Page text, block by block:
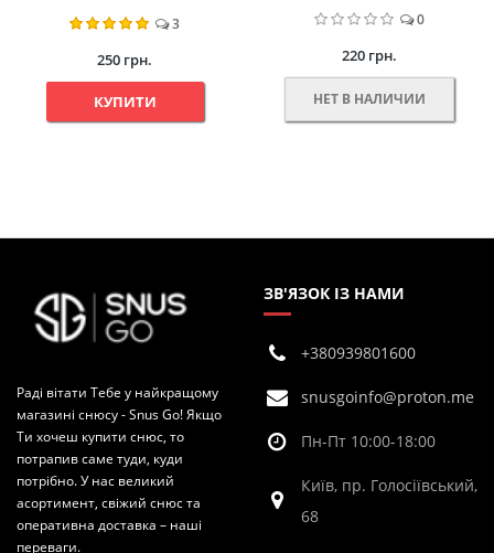
3
250 грн.
КУПИТИ
0
220 грн.
НЕТ В НАЛИЧИИ
Раді вітати Тебе у найкращому
магазині снюсу - Snus Go! Якщо
Ти хочеш купити снюс, то
потрапив саме туди, куди
потрібно. У нас великий
асортимент, свіжий снюс та
оперативна доставка – наші
переваги.
ЗВ'ЯЗОК ІЗ НАМИ
+380939801600
snusgoinfo@proton.me
Пн-Пт 10:00-18:00
Київ, пр. Голосіївський,
68